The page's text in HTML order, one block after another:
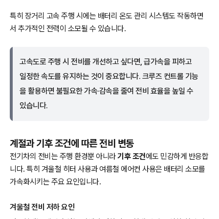
특히 장거리 고속 주행 시에는 배터리 온도 관리 시스템도 작동하면
서 추가적인 전력이 소모될 수 있습니다.
고속도로 주행 시 전비를 개선하고 싶다면, 급가속을 피하고
일정한 속도를 유지하는 것이 중요합니다. 크루즈 컨트롤 기능
을 활용하면 불필요한 가속·감속을 줄여 전비 효율을 높일 수
있습니다.
계절과 기후 조건에 따른 전비 변동
전기차의 전비는 주행 환경뿐 아니라기후 조건에도 민감하게 반응합
니다. 특히 겨울철 히터 사용과 여름철 에어컨 사용은 배터리 소모를
가속화시키는 주요 요인입니다.
겨울철 전비 저하 요인